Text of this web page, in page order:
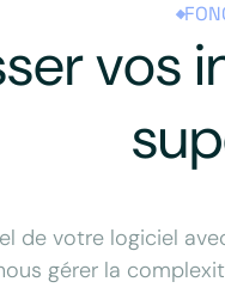
vos
de votre logiciel
gérer la